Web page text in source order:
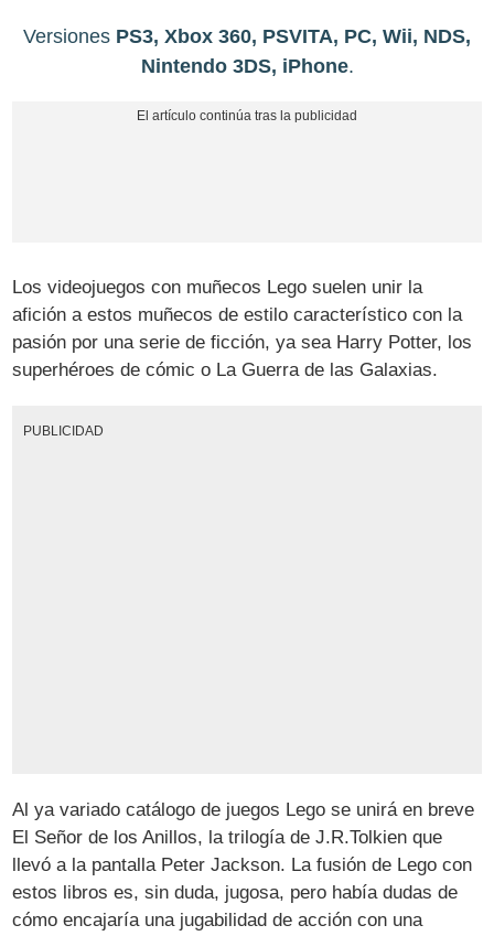
Versiones PS3, Xbox 360, PSVITA, PC, Wii, NDS,
Nintendo 3DS, iPhone.
Los videojuegos con muñecos Lego suelen unir la
afición a estos muñecos de estilo característico con la
pasión por una serie de ficción, ya sea Harry Potter, los
superhéroes de cómic o La Guerra de las Galaxias.
PUBLICIDAD
Al ya variado catálogo de juegos Lego se unirá en breve
El Señor de los Anillos, la trilogía de J.R.Tolkien que
llevó a la pantalla Peter Jackson. La fusión de Lego con
estos libros es, sin duda, jugosa, pero había dudas de
cómo encajaría una jugabilidad de acción con una